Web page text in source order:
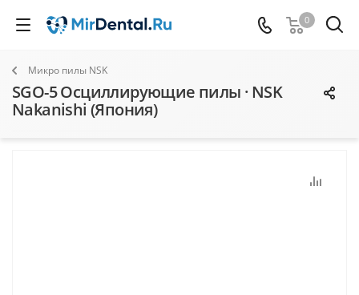
0
Микро пилы NSK
SGO-5 Осциллирующие пилы · NSK
Nakanishi (Япония)